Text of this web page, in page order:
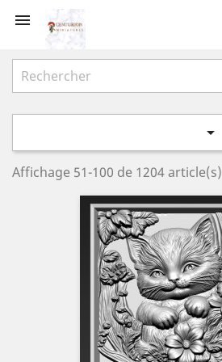


Affichage 51-100 de 1204 article(s)